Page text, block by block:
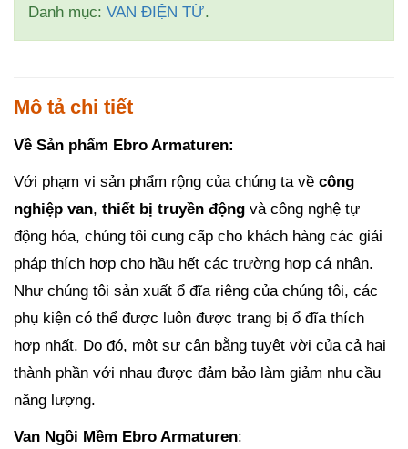
Danh mục: VAN ĐIỆN TỪ.
Mô tả chi tiết
Về Sản phẩm Ebro Armaturen:
Với phạm vi sản phẩm rộng của chúng ta về công
nghiệp van, thiết bị truyền động và công nghệ tự
động hóa, chúng tôi cung cấp cho khách hàng các giải
pháp thích hợp cho hầu hết các trường hợp cá nhân.
Như chúng tôi sản xuất ổ đĩa riêng của chúng tôi, các
phụ kiện có thể được luôn được trang bị ổ đĩa thích
hợp nhất. Do đó, một sự cân bằng tuyệt vời của cả hai
thành phần với nhau được đảm bảo làm giảm nhu cầu
năng lượng.
Van Ngồi Mềm Ebro Armaturen: